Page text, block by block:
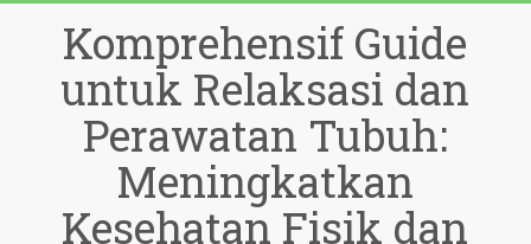
Komprehensif Guide
untuk Relaksasi dan
Perawatan Tubuh:
Meningkatkan
Kesehatan Fisik dan